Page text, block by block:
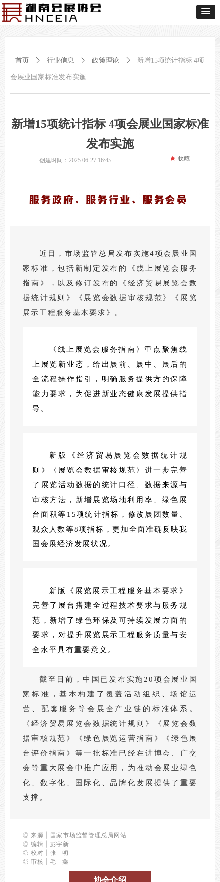
新增15项统计指标 4项会展业国家标准
发布实施
近日，市场监管总局发布实施4项会展业国
家标准，包括新制定发布的《线上展览会服务
指南》，以及修订发布的《经济贸易展览会数
据统计规则》《展览会数据审核规范》《展览
展示工程服务基本要求》。
《线上展览会服务指南》重点聚焦线
上展览新业态，给出展前、展中、展后的
全流程操作指引，明确服务提供方的保障
能力要求，为促进新业态健康发展提供指
导。
新版《经济贸易展览会数据统计规
则》《展览会数据审核规范》进一步完善
了展览活动数据的统计口径、数据来源与
审核方法，新增展览场地利用率、绿色展
台面积等15项统计指标，修改展团数量、
观众人数等8项指标，更加全面准确反映我
国会展经济发展状况。
新版《展览展示工程服务基本要求》
完善了展台搭建全过程技术要求与服务规
范，新增了绿色环保及可持续发展方面的
要求，对提升展览展示工程服务质量与安
全水平具有重要意义。
截至目前，中国已发布实施20项会展业国
家标准，基本构建了覆盖活动组织、场馆运
营、配套服务等会展全产业链的标准体系。
《经济贸易展览会数据统计规则》《展览会数
据审核规范》《绿色展览运营指南》《绿色展
台评价指南》等一批标准已经在进博会、广交
会等重大展会中推广应用，为推动会展业绿色
化、数字化、国际化、品牌化发展提供了重要
支撑。
◎ 来源 | 国家市场监督管理总局网站
◎ 编辑 | 彭宇新
◎ 校对 | 张 明
◎ 审核 | 毛 鑫
协会介绍
首页 ꄲ 行业信息 ꄲ 政策理论 ꄲ 新增15项统计指标 4项
会展业国家标准发布实施
创建时间： 2025-06-27 16:45 끄 收藏